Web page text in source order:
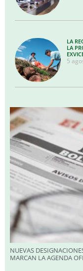
LA
LA
5
NUEVAS
MARCAN LA AGENDA